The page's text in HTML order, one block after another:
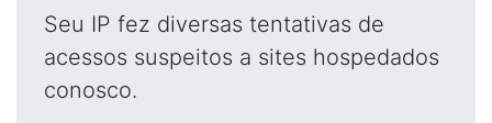
Seu IP fez diversas tentativas de
acessos suspeitos a sites hospedados
conosco.